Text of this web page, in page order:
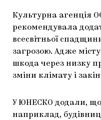
Культурна агенція
рекомендувала
всесвітньої
загрозою. Адже
шкода через низку
зміни клімату і
У ЮНЕСКО додали, що
наприклад,